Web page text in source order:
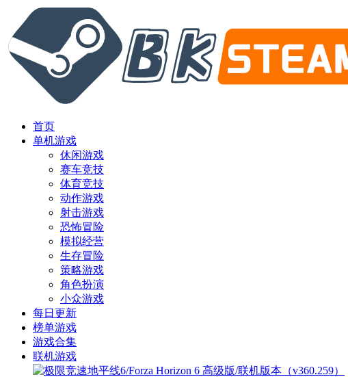
首页
单机游戏
休闲游戏
赛车竞技
体育竞技
动作游戏
射击游戏
恐怖冒险
模拟经营
生存冒险
策略游戏
角色扮演
小众游戏
每日更新
榜单游戏
游戏合集
联机游戏